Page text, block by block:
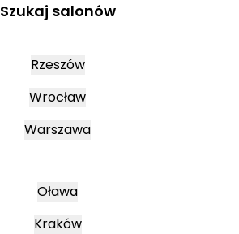
Szukaj salonów
Rzeszów
Wrocław
Warszawa
Oława
Kraków